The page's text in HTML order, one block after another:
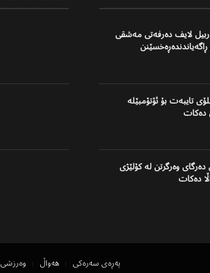
لایف دەرفەتی مەشقی
ڕاگەیاندندەڕەخسێنن
تایبەت بۆ ئۆتۆمبێلە
دەکات
وەرگرتن لە کۆلێژی
دەکات
پەڕەی سەرەکی هەواڵ وەرزشی